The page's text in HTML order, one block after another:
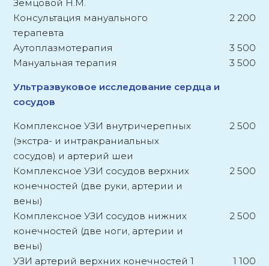
Земцовой Н.М.
Консультация мануального
терапевта
2 200
Аутоплазмотерапия
3 500
Мануальная терапия
3 500
Ультразвуковое исследование сердца и
сосудов
Комплексное УЗИ внутричерепных
(экстра- и интракраниальных
сосудов) и артерий шеи
2 500
Комплексное УЗИ сосудов верхних
конечностей (две руки, артерии и
вены)
2 500
Комплексное УЗИ сосудов нижних
конечностей (две ноги, артерии и
вены)
2 500
УЗИ артерий верхних конечностей 1
1 100